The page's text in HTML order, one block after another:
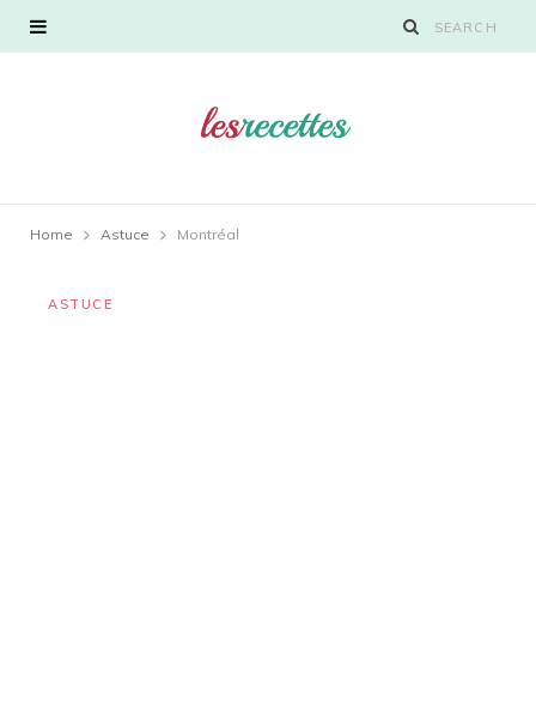
Home Astuce Montréal
ASTUCE